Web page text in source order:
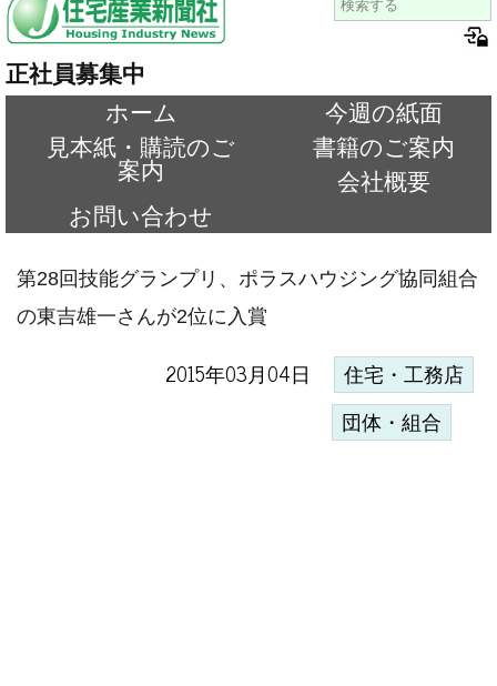
正社員募集中
ホーム
今週の紙面
見本紙・購読のご
案内
書籍のご案内
会社概要
お問い合わせ
第28回技能グランプリ、ポラスハウジング協同組合
の東吉雄一さんが2位に入賞
2015年03月04日 住宅・工務店
団体・組合